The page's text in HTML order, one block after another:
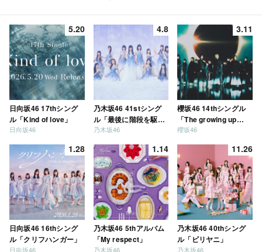
5.20
日向坂46 17thシング
ル「Kind of love」
日向坂46
4.8
乃木坂46 41stシング
ル「最後に階段を駆け
上がったのはいつ
乃木坂46
3.11
櫻坂46 14thシングル
「The growing up
train」
櫻坂46
1.28
日向坂46 16thシング
ル「クリフハンガー」
日向坂46
1.14
乃木坂46 5thアルバム
「My respect」
乃木坂46
11.26
乃木坂46 40thシング
ル「ビリヤニ」
乃木坂46